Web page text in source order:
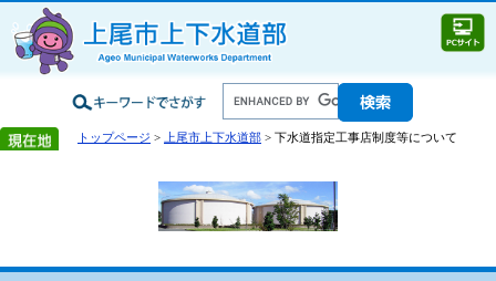
トップページ > 上尾市上下水道部 > 下水道指定工事店制度等について